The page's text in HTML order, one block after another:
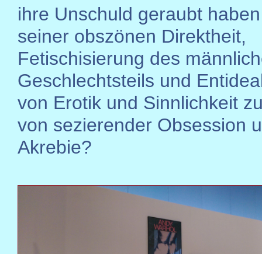
ihre Unschuld geraubt
seiner obszönen Direktheit,
Fetischisierung des
Geschlechtsteils und
von Erotik und Sinnlichkeit
von sezierender Obsession
Akrebie?